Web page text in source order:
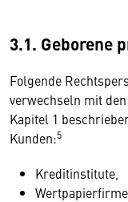
3.1. Geborene
Folgende
verwechseln mit
Kapitel 1
Kunden:5
Kreditinstitute,